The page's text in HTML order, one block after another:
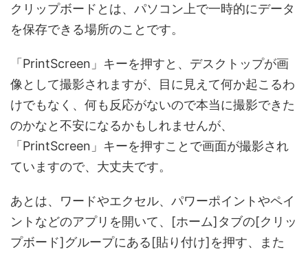
クリップボードとは、パソコン上で一時的にデータ
を保存できる場所のことです。
「PrintScreen」キーを押すと、デスクトップが画
像として撮影されますが、目に見えて何か起こるわ
けでもなく、何も反応がないので本当に撮影できた
のかなと不安になるかもしれませんが、
「PrintScreen」キーを押すことで画面が撮影され
ていますので、大丈夫です。
あとは、ワードやエクセル、パワーポイントやペイ
ントなどのアプリを開いて、[ホーム]タブの[クリッ
プボード]グループにある[貼り付け]を押す、また